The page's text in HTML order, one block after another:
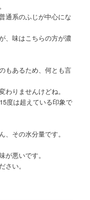
通系のふじが中心にな
、味はこちらの方が濃
もあるため、何とも言
わりませんけどね。
度は超えている印象で
その水分量です。
悪いです。
い。